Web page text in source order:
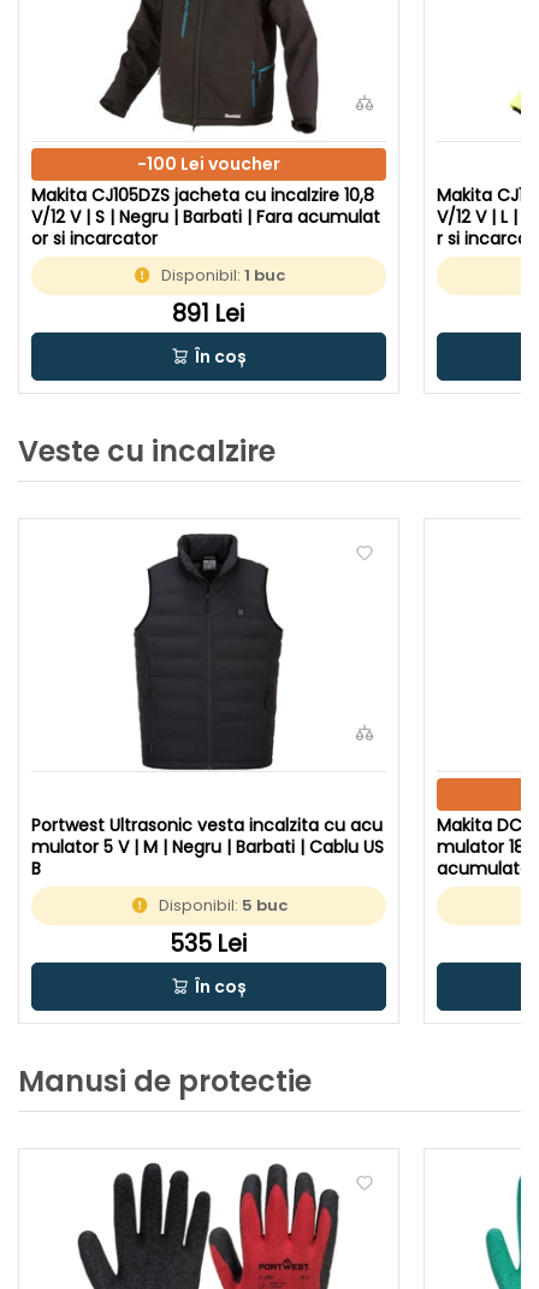
-100 Lei voucher
Makita CJ105DZS jacheta cu incalzire 10,8
V/12 V | S | Negru | Barbati | Fara acumulat
or si incarcator
Disponibil: 1 buc
891 Lei
În coș
Makita
V/12 V | L |
r si
Veste cu incalzire
Portwest Ultrasonic vesta incalzita cu acu
mulator 5 V | M | Negru | Barbati | Cablu US
B
Disponibil: 5 buc
535 Lei
În coș
Makita
mulator 18
Manusi de protectie